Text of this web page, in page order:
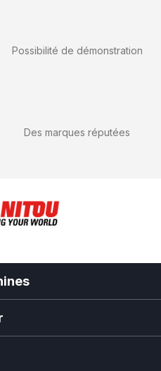
Possibilité de démonstration
Des marques réputées